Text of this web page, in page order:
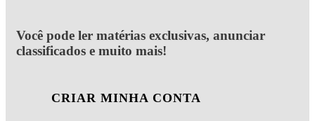
Você pode ler matérias exclusivas, anunciar
classificados e muito mais!
CRIAR MINHA CONTA